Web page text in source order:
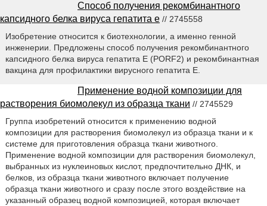
Способ получения рекомбинантного
капсидного белка вируса гепатита е // 2745558
Изобретение относится к биотехнологии, а именно генной
инженерии. Предложены способ получения рекомбинантного
капсидного белка вируса гепатита Е (PORF2) и рекомбинантная
вакцина для профилактики вирусного гепатита Е.
Применение водной композиции для
растворения биомолекул из образца ткани // 2745529
Группа изобретений относится к применению водной
композиции для растворения биомолекул из образца ткани и к
системе для приготовления образца ткани животного.
Применение водной композиции для растворения биомолекул,
выбранных из нуклеиновых кислот, предпочтительно ДНК, и
белков, из образца ткани животного включает получение
образца ткани животного и сразу после этого воздействие на
указанный образец водной композицией, которая включает